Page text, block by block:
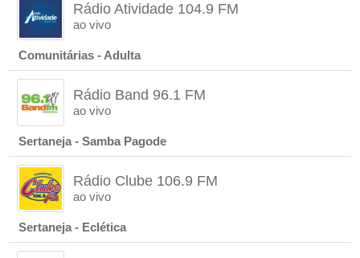
Rádio Atividade 104.9 FM
ao vivo
Comunitárias - Adulta
Rádio Band 96.1 FM
ao vivo
Sertaneja - Samba Pagode
Rádio Clube 106.9 FM
ao vivo
Sertaneja - Eclética